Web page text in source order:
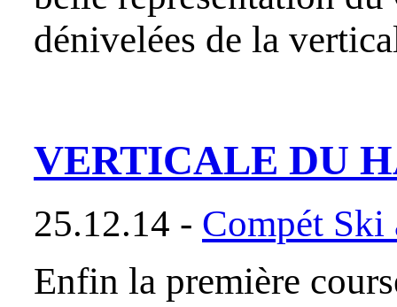
dénivelées de la
VERTICALE DU
25.12.14 - Compét
Enfin la première